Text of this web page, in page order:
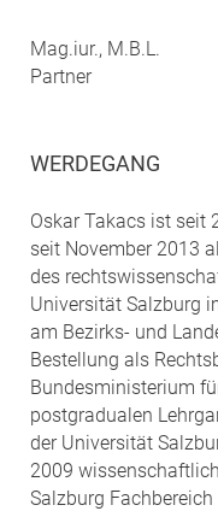
Mag.iur., M.B.L.
Partner
WERDEGANG
Oskar Takacs ist seit
seit November 2013
des
Universität Salzburg
am Bezirks- und
Bestellung als
Bundesministerium
postgradualen
der Universität
2009
Salzburg